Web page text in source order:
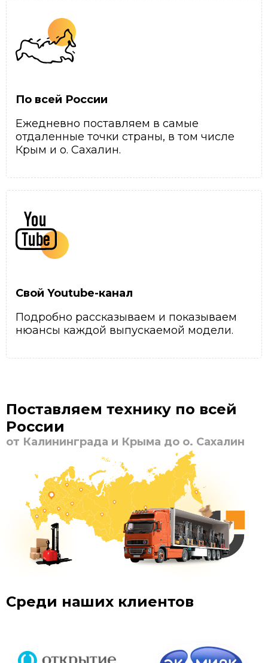
По всей России
Ежедневно поставляем в самые
отдаленные точки страны, в том числе
Крым и о. Сахалин.
Свой Youtube-канал
Подробно рассказываем и показываем
нюансы каждой выпускаемой модели.
Поставляем технику по всей
России
от Калининграда и Крыма до о. Сахалин
Среди наших клиентов